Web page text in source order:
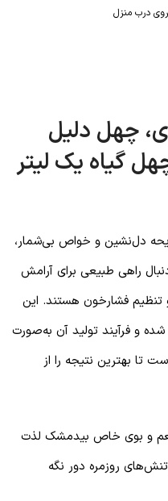
درب منزل
چهل دلیل
گیاه یک لیتر
دل‌نشین و خواص بی‌شمار،
راهی طبیعی برای آرامش
فشارخون هستند. این
و فرآیند تولید آن به‌صورت
تا بهترین نتیجه را از
طعم و بوی خاص بیدمشک لذت
روزمره دور نگه